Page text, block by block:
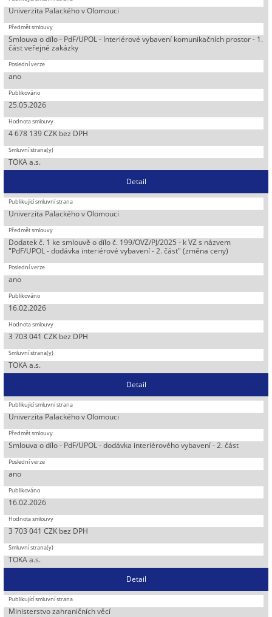
Univerzita Palackého v Olomouci
Smlouva o dílo - PdF/UPOL - Interiérové vybavení komunikačních prostor - 1.
část veřejné zakázky
ano
25.05.2026
4 678 139 CZK bez DPH
TOKA a.s.
Detail
Univerzita Palackého v Olomouci
Dodatek č. 1 ke smlouvě o dílo č. 199/OVZ/PJ/2025 - k VZ s názvem
"PdF/UPOL - dodávka interiérové vybavení - 2. část" (změna ceny)
ano
16.02.2026
3 703 041 CZK bez DPH
TOKA a.s.
Detail
Univerzita Palackého v Olomouci
Smlouva o dílo - PdF/UPOL - dodávka interiérového vybavení - 2. část
ano
16.02.2026
3 703 041 CZK bez DPH
TOKA a.s.
Detail
Ministerstvo zahraničních věcí